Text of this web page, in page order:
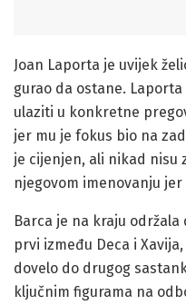
Joan Laporta je uvijek
gurao da ostane.
ulaziti u konkretne
jer mu je fokus bio na
je cijenjen, ali nikad nisu
njegovom imenovanju jer
Barca je na kraju
prvi između Deca i
dovelo do drugog
ključnim figurama na